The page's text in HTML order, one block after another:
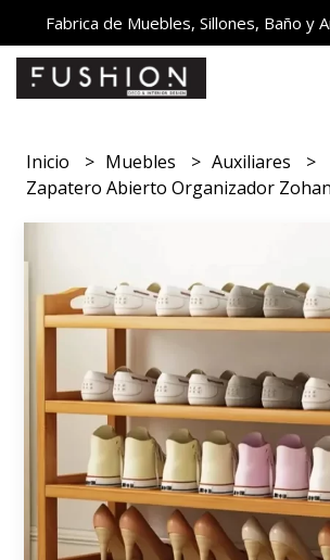
Fabrica de Muebles, Sillones, Baño y
Inicio Muebles
Auxiliares
Zapatero Abierto Organizador Zohan